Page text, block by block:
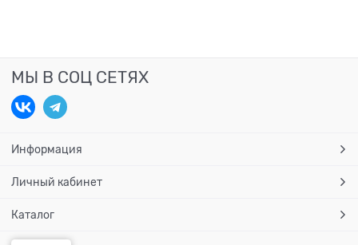
МЫ В СОЦ СЕТЯХ
Информация
Личный кабинет
Каталог